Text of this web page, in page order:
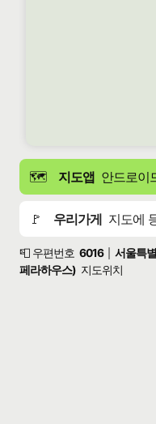
🗺️ 지도앱 안드로이
🚩 우리가게 지도에
📮 우편번호 6016
서울특
페라하우스) 지도위치